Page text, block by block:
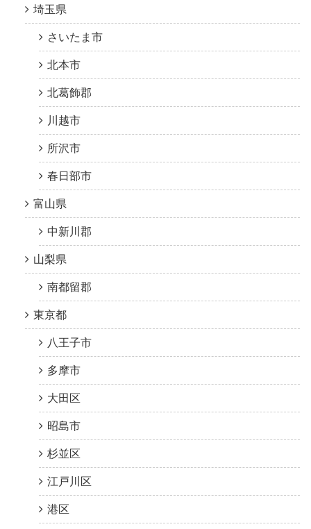
埼玉県
さいたま市
北本市
北葛飾郡
川越市
所沢市
春日部市
富山県
中新川郡
山梨県
南都留郡
東京都
八王子市
多摩市
大田区
昭島市
杉並区
江戸川区
港区